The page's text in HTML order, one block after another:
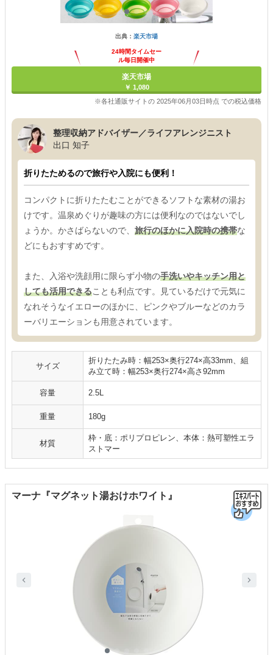
出典： 楽天市場
24時間タイムセー
ル毎日開催中
楽天市場
￥ 1,080
※各社通販サイトの 2025年06月03日時点 での税込価格
整理収納アドバイザー／ライフアレンジニスト
出口 知子
折りたためるので旅行や入院にも便利！
コンパクトに折りたたむことができるソフトな素材の湯お
けです。温泉めぐりが趣味の方には便利なのではないでし
ょうか。かさばらないので、 旅行のほかに入院時の携帯な
どにもおすすめです。
また、入浴や洗顔用に限らず小物の手洗いやキッチン用と
しても活用できることも利点です。見ているだけで元気に
なれそうなイエローのほかに、ピンクやブルーなどのカラ
ーバリエーションも用意されています。
サイズ
折りたたみ時：幅253×奥行274×高33mm、組
み立て時：幅253×奥行274×高さ92mm
容量 2.5L
重量 180g
材質
枠・底：ポリプロピレン、本体：熱可塑性エラ
ストマー
マーナ『マグネット湯おけホワイト』